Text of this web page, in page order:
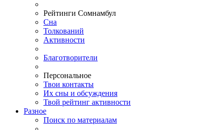
Рейтинги Сомнамбул
Сна
Толкований
Активности
Благотворители
Персональное
Твои контакты
Их сны и обсуждения
Твой рейтинг активности
Разное
Поиск по материалам